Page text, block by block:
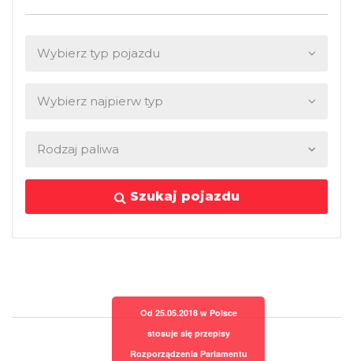
Szukaj pojazdu
Od 25.05.2018 w Polsce
stosuje się przepisy
Rozporządzenia Parlamentu